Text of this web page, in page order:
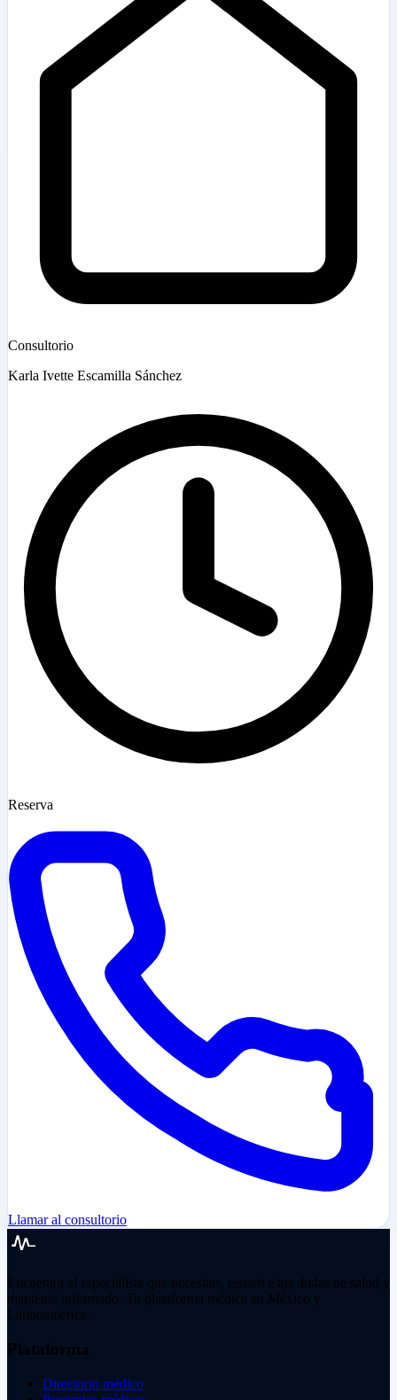
Consultorio
Karla Ivette Escamilla Sánchez
Reserva
Llamar al consultorio
Encuentra al especialista que necesitas, resuelve tus dudas de salud y
mantente informado. Tu plataforma médica en México y
Latinoamérica.
Plataforma
Directorio médico